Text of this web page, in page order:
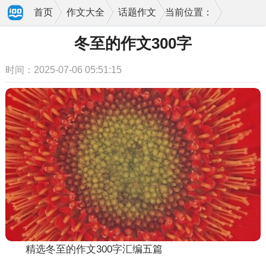
当前位置：
首页 作文大全 话题作文
冬至的作文300字
时间：2025-07-06 05:51:15
精选冬至的作文300字汇编五篇